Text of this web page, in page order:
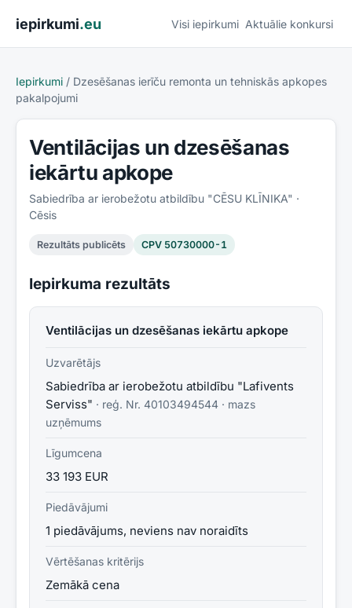
iepirkumi.eu Visi iepirkumi Aktuālie konkursi
Iepirkumi / Dzesēšanas ierīču remonta un tehniskās apkopes
pakalpojumi
Ventilācijas un dzesēšanas
iekārtu apkope
Sabiedrība ar ierobežotu atbildību "CĒSU KLĪNIKA" ·
Cēsis
Rezultāts publicēts CPV 50730000-1
Iepirkuma rezultāts
Ventilācijas un dzesēšanas iekārtu apkope
Uzvarētājs
Sabiedrība ar ierobežotu atbildību "Lafivents
Serviss" · reģ. Nr. 40103494544 · mazs
uzņēmums
Līgumcena
33 193 EUR
Piedāvājumi
1 piedāvājums, neviens nav noraidīts
Vērtēšanas kritērijs
Zemākā cena